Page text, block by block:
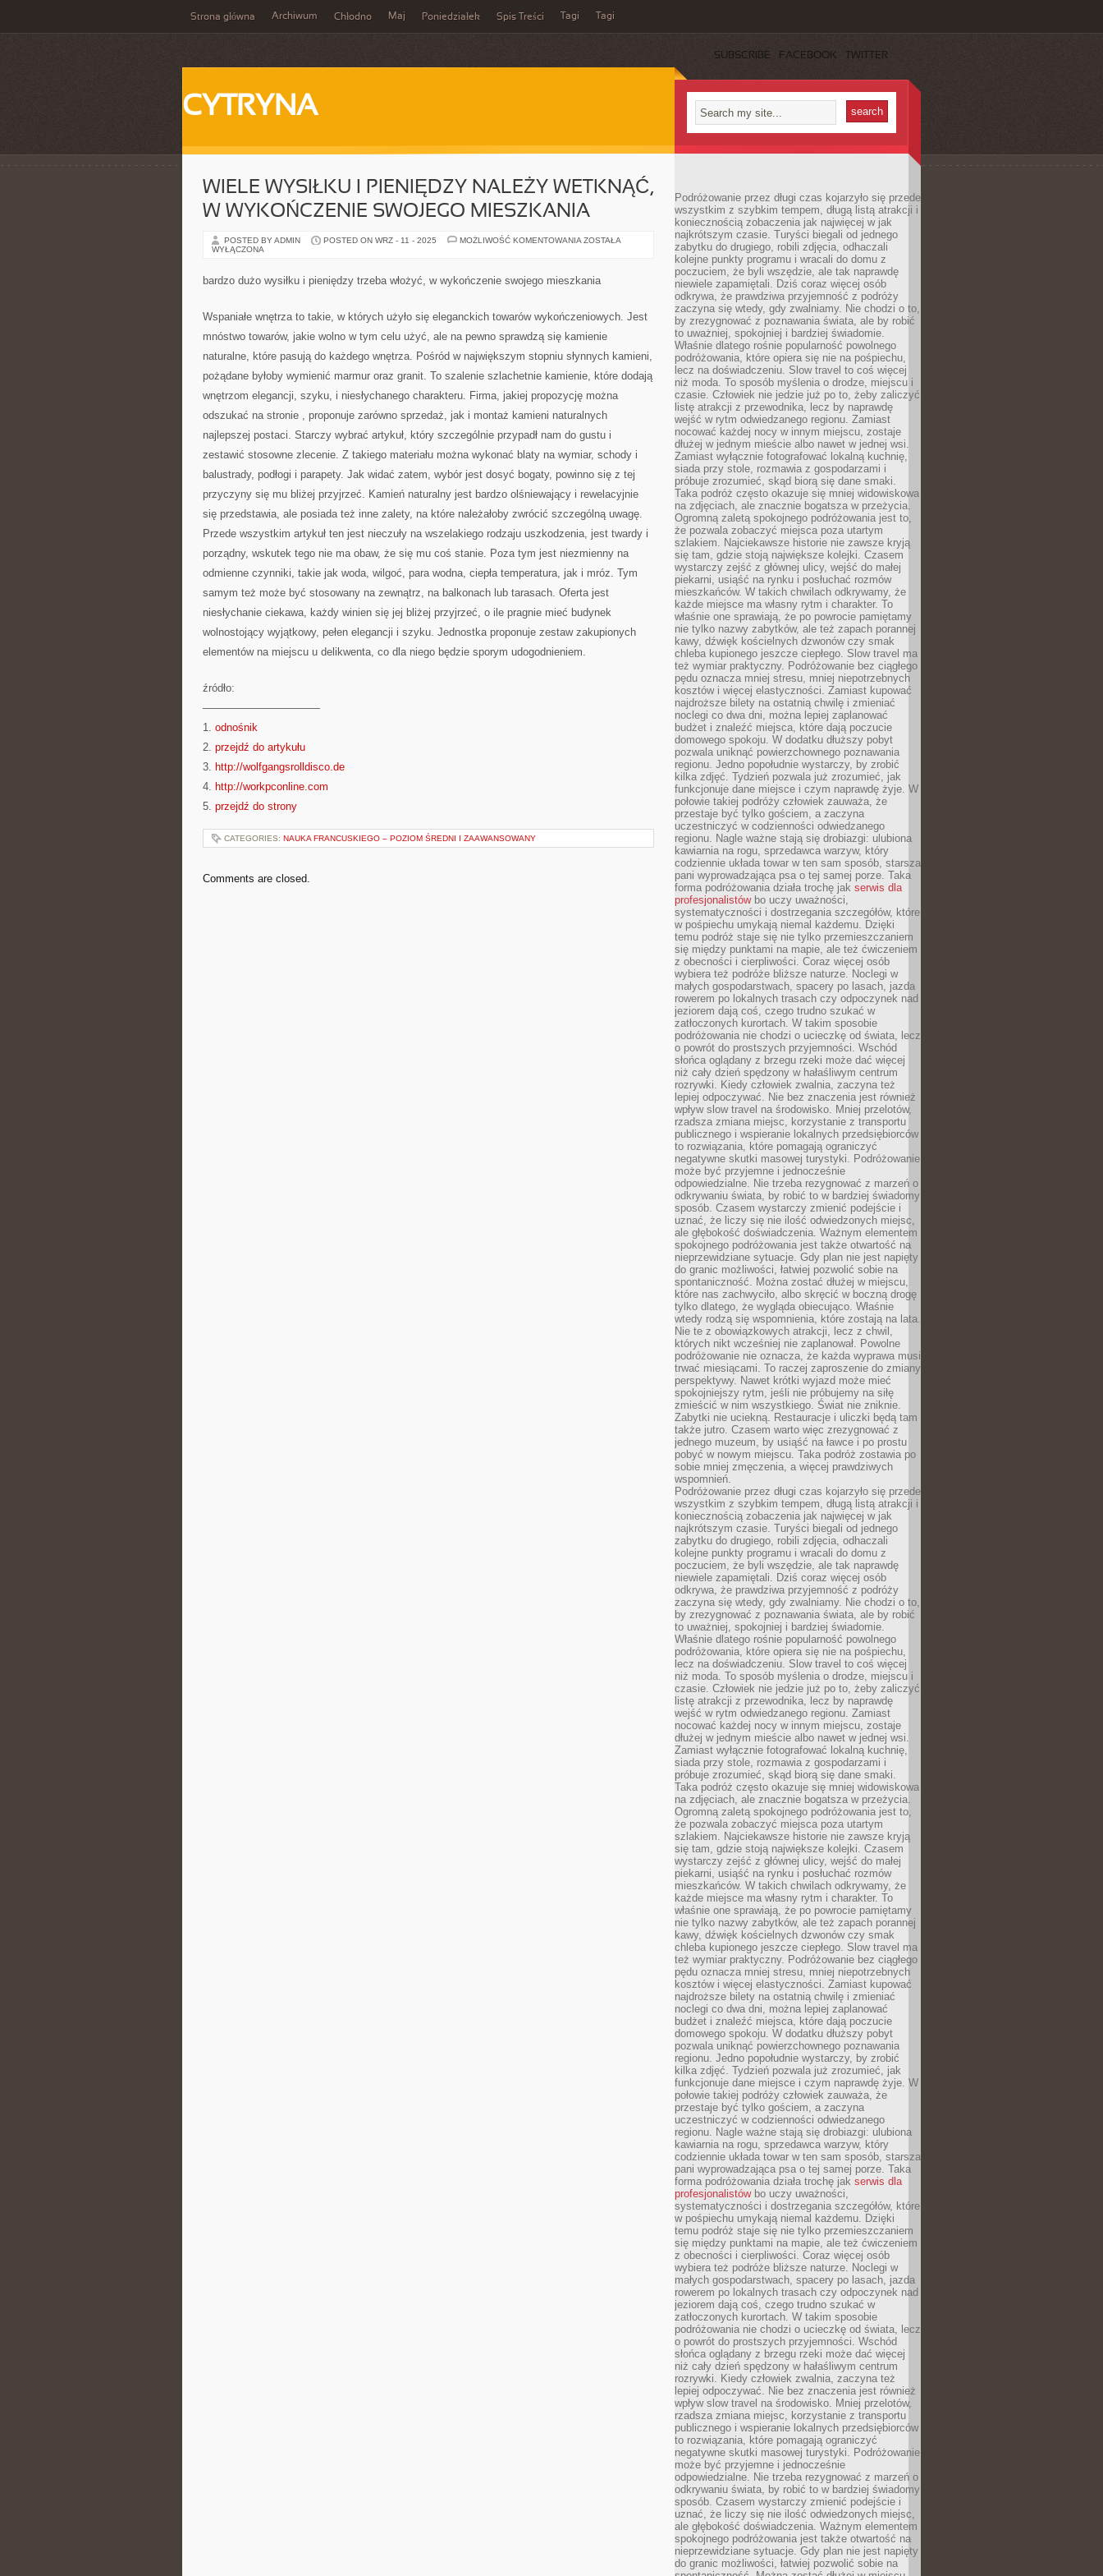
Strona główna Archiwum Chłodno Maj Poniedziałek Spis Treści Tagi Tagi
SUBSCRIBE FACEBOOK TWITTER
CYTRYNA
WIELE WYSIŁKU I PIENIĘDZY NALEŻY WETKNĄĆ,
W WYKOŃCZENIE SWOJEGO MIESZKANIA
POSTED BY ADMIN POSTED ON WRZ - 11 - 2025 MOŻLIWOŚĆ KOMENTOWANIA WIELE
NALEŻY
WETKNĄĆ,
SWOJEGO
MIESZKANIA
ZOSTAŁA
WYŁĄCZONA
bardzo dużo wysiłku i pieniędzy trzeba włożyć, w wykończenie swojego mieszkania
Wspaniałe wnętrza to takie, w których użyło się eleganckich towarów wykończeniowych. Jest
mnóstwo towarów, jakie wolno w tym celu użyć, ale na pewno sprawdzą się kamienie
naturalne, które pasują do każdego wnętrza. Pośród w największym stopniu słynnych kamieni,
pożądane byłoby wymienić marmur oraz granit. To szalenie szlachetnie kamienie, które dodają
wnętrzom elegancji, szyku, i niesłychanego charakteru. Firma, jakiej propozycję można
odszukać na stronie , proponuje zarówno sprzedaż, jak i montaż kamieni naturalnych
najlepszej postaci. Starczy wybrać artykuł, który szczególnie przypadł nam do gustu i
zestawić stosowne zlecenie. Z takiego materiału można wykonać blaty na wymiar, schody i
balustrady, podłogi i parapety. Jak widać zatem, wybór jest dosyć bogaty, powinno się z tej
przyczyny się mu bliżej przyjrzeć. Kamień naturalny jest bardzo olśniewający i rewelacyjnie
się przedstawia, ale posiada też inne zalety, na które należałoby zwrócić szczególną uwagę.
Przede wszystkim artykuł ten jest nieczuły na wszelakiego rodzaju uszkodzenia, jest twardy i
porządny, wskutek tego nie ma obaw, że się mu coś stanie. Poza tym jest niezmienny na
odmienne czynniki, takie jak woda, wilgoć, para wodna, ciepła temperatura, jak i mróz. Tym
samym też może być stosowany na zewnątrz, na balkonach lub tarasach. Oferta jest
niesłychanie ciekawa, każdy winien się jej bliżej przyjrzeć, o ile pragnie mieć budynek
wolnostojący wyjątkowy, pełen elegancji i szyku. Jednostka proponuje zestaw zakupionych
elementów na miejscu u delikwenta, co dla niego będzie sporym udogodnieniem.
źródło:
———————————
1. odnośnik
2. przejdź do artykułu
3. http://wolfgangsrolldisco.de
4. http://workpconline.com
5. przejdź do strony
CATEGORIES: NAUKA FRANCUSKIEGO – POZIOM ŚREDNI I ZAAWANSOWANY
Comments are closed.
Podróżowanie przez długi czas kojarzyło się przede
wszystkim z szybkim tempem, długą listą atrakcji i
koniecznością zobaczenia jak najwięcej w jak
najkrótszym czasie. Turyści biegali od jednego
zabytku do drugiego, robili zdjęcia, odhaczali
kolejne punkty programu i wracali do domu z
poczuciem, że byli wszędzie, ale tak naprawdę
niewiele zapamiętali. Dziś coraz więcej osób
odkrywa, że prawdziwa przyjemność z podróży
zaczyna się wtedy, gdy zwalniamy. Nie chodzi o to,
by zrezygnować z poznawania świata, ale by robić
to uważniej, spokojniej i bardziej świadomie.
Właśnie dlatego rośnie popularność powolnego
podróżowania, które opiera się nie na pośpiechu,
lecz na doświadczeniu. Slow travel to coś więcej
niż moda. To sposób myślenia o drodze, miejscu i
czasie. Człowiek nie jedzie już po to, żeby zaliczyć
listę atrakcji z przewodnika, lecz by naprawdę
wejść w rytm odwiedzanego regionu. Zamiast
nocować każdej nocy w innym miejscu, zostaje
dłużej w jednym mieście albo nawet w jednej wsi.
Zamiast wyłącznie fotografować lokalną kuchnię,
siada przy stole, rozmawia z gospodarzami i
próbuje zrozumieć, skąd biorą się dane smaki.
Taka podróż często okazuje się mniej widowiskowa
na zdjęciach, ale znacznie bogatsza w przeżycia.
Ogromną zaletą spokojnego podróżowania jest to,
że pozwala zobaczyć miejsca poza utartym
szlakiem. Najciekawsze historie nie zawsze kryją
się tam, gdzie stoją największe kolejki. Czasem
wystarczy zejść z głównej ulicy, wejść do małej
piekarni, usiąść na rynku i posłuchać rozmów
mieszkańców. W takich chwilach odkrywamy, że
każde miejsce ma własny rytm i charakter. To
właśnie one sprawiają, że po powrocie pamiętamy
nie tylko nazwy zabytków, ale też zapach porannej
kawy, dźwięk kościelnych dzwonów czy smak
chleba kupionego jeszcze ciepłego. Slow travel ma
też wymiar praktyczny. Podróżowanie bez ciągłego
pędu oznacza mniej stresu, mniej niepotrzebnych
kosztów i więcej elastyczności. Zamiast kupować
najdroższe bilety na ostatnią chwilę i zmieniać
noclegi co dwa dni, można lepiej zaplanować
budżet i znaleźć miejsca, które dają poczucie
domowego spokoju. W dodatku dłuższy pobyt
pozwala uniknąć powierzchownego poznawania
regionu. Jedno popołudnie wystarczy, by zrobić
kilka zdjęć. Tydzień pozwala już zrozumieć, jak
funkcjonuje dane miejsce i czym naprawdę żyje. W
połowie takiej podróży człowiek zauważa, że
przestaje być tylko gościem, a zaczyna
uczestniczyć w codzienności odwiedzanego
regionu. Nagle ważne stają się drobiazgi: ulubiona
kawiarnia na rogu, sprzedawca warzyw, który
codziennie układa towar w ten sam sposób, starsza
pani wyprowadzająca psa o tej samej porze. Taka
forma podróżowania działa trochę jak serwis dla
profesjonalistówbo uczy uważności,
systematyczności i dostrzegania szczegółów, które
w pośpiechu umykają niemal każdemu. Dzięki
temu podróż staje się nie tylko przemieszczaniem
się między punktami na mapie, ale też ćwiczeniem
z obecności i cierpliwości. Coraz więcej osób
wybiera też podróże bliższe naturze. Noclegi w
małych gospodarstwach, spacery po lasach, jazda
rowerem po lokalnych trasach czy odpoczynek nad
jeziorem dają coś, czego trudno szukać w
zatłoczonych kurortach. W takim sposobie
podróżowania nie chodzi o ucieczkę od świata, lecz
o powrót do prostszych przyjemności. Wschód
słońca oglądany z brzegu rzeki może dać więcej
niż cały dzień spędzony w hałaśliwym centrum
rozrywki. Kiedy człowiek zwalnia, zaczyna też
lepiej odpoczywać. Nie bez znaczenia jest również
wpływ slow travel na środowisko. Mniej przelotów,
rzadsza zmiana miejsc, korzystanie z transportu
publicznego i wspieranie lokalnych przedsiębiorców
to rozwiązania, które pomagają ograniczyć
negatywne skutki masowej turystyki. Podróżowanie
może być przyjemne i jednocześnie
odpowiedzialne. Nie trzeba rezygnować z marzeń o
odkrywaniu świata, by robić to w bardziej świadomy
sposób. Czasem wystarczy zmienić podejście i
uznać, że liczy się nie ilość odwiedzonych miejsc,
ale głębokość doświadczenia. Ważnym elementem
spokojnego podróżowania jest także otwartość na
nieprzewidziane sytuacje. Gdy plan nie jest napięty
do granic możliwości, łatwiej pozwolić sobie na
spontaniczność. Można zostać dłużej w miejscu,
które nas zachwyciło, albo skręcić w boczną drogę
tylko dlatego, że wygląda obiecująco. Właśnie
wtedy rodzą się wspomnienia, które zostają na lata.
Nie te z obowiązkowych atrakcji, lecz z chwil,
których nikt wcześniej nie zaplanował. Powolne
podróżowanie nie oznacza, że każda wyprawa musi
trwać miesiącami. To raczej zaproszenie do zmiany
perspektywy. Nawet krótki wyjazd może mieć
spokojniejszy rytm, jeśli nie próbujemy na siłę
zmieścić w nim wszystkiego. Świat nie zniknie.
Zabytki nie uciekną. Restauracje i uliczki będą tam
także jutro. Czasem warto więc zrezygnować z
jednego muzeum, by usiąść na ławce i po prostu
pobyć w nowym miejscu. Taka podróż zostawia po
sobie mniej zmęczenia, a więcej prawdziwych
wspomnień.
Podróżowanie przez długi czas kojarzyło się przede
wszystkim z szybkim tempem, długą listą atrakcji i
koniecznością zobaczenia jak najwięcej w jak
najkrótszym czasie. Turyści biegali od jednego
zabytku do drugiego, robili zdjęcia, odhaczali
kolejne punkty programu i wracali do domu z
poczuciem, że byli wszędzie, ale tak naprawdę
niewiele zapamiętali. Dziś coraz więcej osób
odkrywa, że prawdziwa przyjemność z podróży
zaczyna się wtedy, gdy zwalniamy. Nie chodzi o to,
by zrezygnować z poznawania świata, ale by robić
to uważniej, spokojniej i bardziej świadomie.
Właśnie dlatego rośnie popularność powolnego
podróżowania, które opiera się nie na pośpiechu,
lecz na doświadczeniu. Slow travel to coś więcej
niż moda. To sposób myślenia o drodze, miejscu i
czasie. Człowiek nie jedzie już po to, żeby zaliczyć
listę atrakcji z przewodnika, lecz by naprawdę
wejść w rytm odwiedzanego regionu. Zamiast
nocować każdej nocy w innym miejscu, zostaje
dłużej w jednym mieście albo nawet w jednej wsi.
Zamiast wyłącznie fotografować lokalną kuchnię,
siada przy stole, rozmawia z gospodarzami i
próbuje zrozumieć, skąd biorą się dane smaki.
Taka podróż często okazuje się mniej widowiskowa
na zdjęciach, ale znacznie bogatsza w przeżycia.
Ogromną zaletą spokojnego podróżowania jest to,
że pozwala zobaczyć miejsca poza utartym
szlakiem. Najciekawsze historie nie zawsze kryją
się tam, gdzie stoją największe kolejki. Czasem
wystarczy zejść z głównej ulicy, wejść do małej
piekarni, usiąść na rynku i posłuchać rozmów
mieszkańców. W takich chwilach odkrywamy, że
każde miejsce ma własny rytm i charakter. To
właśnie one sprawiają, że po powrocie pamiętamy
nie tylko nazwy zabytków, ale też zapach porannej
kawy, dźwięk kościelnych dzwonów czy smak
chleba kupionego jeszcze ciepłego. Slow travel ma
też wymiar praktyczny. Podróżowanie bez ciągłego
pędu oznacza mniej stresu, mniej niepotrzebnych
kosztów i więcej elastyczności. Zamiast kupować
najdroższe bilety na ostatnią chwilę i zmieniać
noclegi co dwa dni, można lepiej zaplanować
budżet i znaleźć miejsca, które dają poczucie
domowego spokoju. W dodatku dłuższy pobyt
pozwala uniknąć powierzchownego poznawania
regionu. Jedno popołudnie wystarczy, by zrobić
kilka zdjęć. Tydzień pozwala już zrozumieć, jak
funkcjonuje dane miejsce i czym naprawdę żyje. W
połowie takiej podróży człowiek zauważa, że
przestaje być tylko gościem, a zaczyna
uczestniczyć w codzienności odwiedzanego
regionu. Nagle ważne stają się drobiazgi: ulubiona
kawiarnia na rogu, sprzedawca warzyw, który
codziennie układa towar w ten sam sposób, starsza
pani wyprowadzająca psa o tej samej porze. Taka
forma podróżowania działa trochę jak serwis dla
profesjonalistówbo uczy uważności,
systematyczności i dostrzegania szczegółów, które
w pośpiechu umykają niemal każdemu. Dzięki
temu podróż staje się nie tylko przemieszczaniem
się między punktami na mapie, ale też ćwiczeniem
z obecności i cierpliwości. Coraz więcej osób
wybiera też podróże bliższe naturze. Noclegi w
małych gospodarstwach, spacery po lasach, jazda
rowerem po lokalnych trasach czy odpoczynek nad
jeziorem dają coś, czego trudno szukać w
zatłoczonych kurortach. W takim sposobie
podróżowania nie chodzi o ucieczkę od świata, lecz
o powrót do prostszych przyjemności. Wschód
słońca oglądany z brzegu rzeki może dać więcej
niż cały dzień spędzony w hałaśliwym centrum
rozrywki. Kiedy człowiek zwalnia, zaczyna też
lepiej odpoczywać. Nie bez znaczenia jest również
wpływ slow travel na środowisko. Mniej przelotów,
rzadsza zmiana miejsc, korzystanie z transportu
publicznego i wspieranie lokalnych przedsiębiorców
to rozwiązania, które pomagają ograniczyć
negatywne skutki masowej turystyki. Podróżowanie
może być przyjemne i jednocześnie
odpowiedzialne. Nie trzeba rezygnować z marzeń o
odkrywaniu świata, by robić to w bardziej świadomy
sposób. Czasem wystarczy zmienić podejście i
uznać, że liczy się nie ilość odwiedzonych miejsc,
ale głębokość doświadczenia. Ważnym elementem
spokojnego podróżowania jest także otwartość na
nieprzewidziane sytuacje. Gdy plan nie jest napięty
do granic możliwości, łatwiej pozwolić sobie na